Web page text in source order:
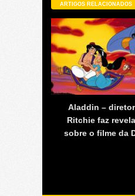
ARTIGOS RELACIONADOS
Aladdin –
Ritchie faz
sobre o filme da